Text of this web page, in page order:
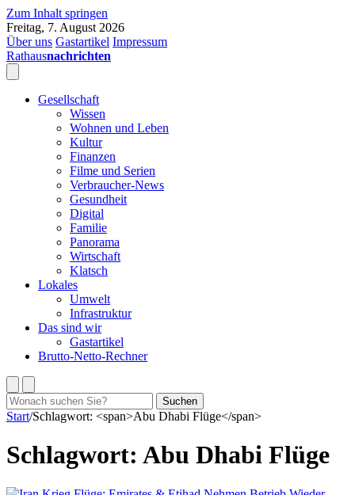
Zum Inhalt springen
Freitag, 7. August 2026
Über uns Gastartikel Impressum
Rathausnachrichten
Gesellschaft
Wissen
Wohnen und Leben
Kultur
Finanzen
Filme und Serien
Verbraucher-News
Gesundheit
Digital
Familie
Panorama
Wirtschaft
Klatsch
Lokales
Umwelt
Infrastruktur
Das sind wir
Gastartikel
Brutto-Netto-Rechner
Suchen
nach:
Suchen
Start/Schlagwort: <span>Abu Dhabi Flüge</span>
Schlagwort: Abu Dhabi Flüge